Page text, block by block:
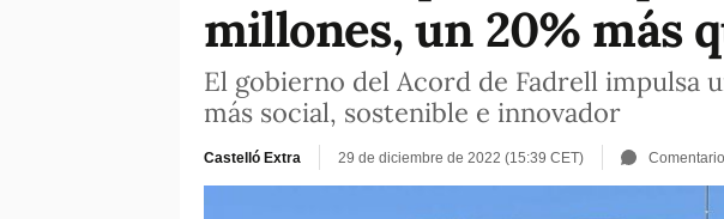
millones, un 20% más
El gobierno del Acord de Fadrell impulsa
más social, sostenible e innovador
Castelló Extra 29 de diciembre de 2022 (15:39 CET)